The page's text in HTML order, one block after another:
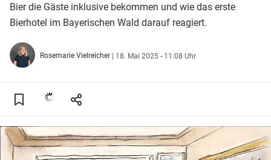
Bier die Gäste inklusive bekommen und wie das erste
Bierhotel im Bayerischen Wald darauf reagiert.
Rosemarie Vielreicher | 18. Mai 2025 - 11:08 Uhr